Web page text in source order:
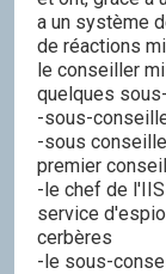
a un système
de réactions
le conseiller
quelques
-sous-
-sous
premier
-le chef de
service
cerbères
-le sous-